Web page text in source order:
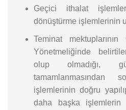
Geçici ithalat
dönüştürme işlemlerinin
Teminat
Yönetmeliğinde
olup olmadığı,
tamamlanmasından
işlemlerinin doğru
daha başka